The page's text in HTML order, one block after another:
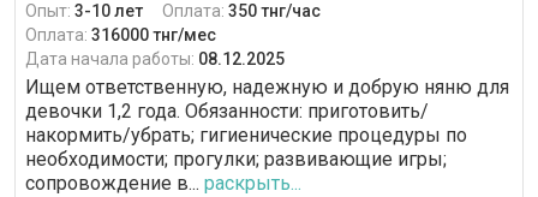
Опыт: 3-10 лет Оплата: 350 тнг/час
Оплата: 316000 тнг/мес
Дата начала работы: 08.12.2025
Ищем ответственную, надежную и добрую няню для
девочки 1,2 года. Обязанности: приготовить/
накормить/убрать; гигиенические процедуры по
необходимости; прогулки; развивающие игры;
сопровождение в... раскрыть...